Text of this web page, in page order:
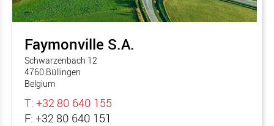
Faymonville S.A.
Schwarzenbach 12
4760 Büllingen
Belgium
T: +32 80 640 155
F: +32 80 640 151